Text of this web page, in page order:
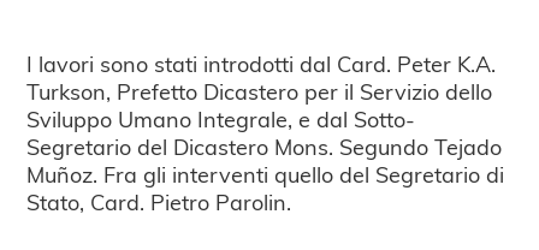
I lavori sono stati introdotti dal Card. Peter K.A.
Turkson, Prefetto Dicastero per il Servizio dello
Sviluppo Umano Integrale, e dal Sotto-
Segretario del Dicastero Mons. Segundo Tejado
Muñoz. Fra gli interventi quello del Segretario di
Stato, Card. Pietro Parolin.